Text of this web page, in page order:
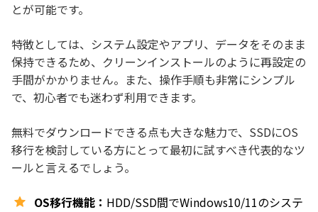
とが可能です。
特徴としては、システム設定やアプリ、データをそのまま
保持できるため、クリーンインストールのように再設定の
手間がかかりません。また、操作手順も非常にシンプル
で、初心者でも迷わず利用できます。
無料でダウンロードできる点も大きな魅力で、SSDにOS
移行を検討している方にとって最初に試すべき代表的なツ
ールと言えるでしょう。
OS移行機能： HDD/SSD間でWindows10/11のシステ